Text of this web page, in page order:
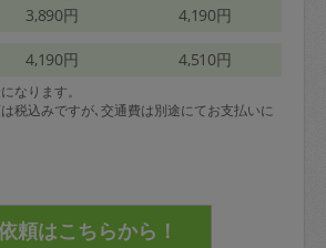
3,890円 4,190円
4,190円 4,510円
なります。
税込みですが､交通費は別途にてお支払いに